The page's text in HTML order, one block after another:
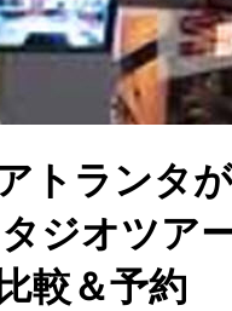
トランタ
ジオツア
較＆予約